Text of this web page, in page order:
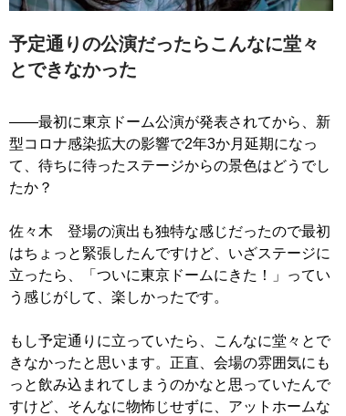
予定通りの公演だったらこんなに堂々
とできなかった
――最初に東京ドーム公演が発表されてから、新
型コロナ感染拡大の影響で2年3か月延期になっ
て、待ちに待ったステージからの景色はどうでし
たか？
佐々木 登場の演出も独特な感じだったので最初
はちょっと緊張したんですけど、いざステージに
立ったら、「ついに東京ドームにきた！」ってい
う感じがして、楽しかったです。
もし予定通りに立っていたら、こんなに堂々とで
きなかったと思います。正直、会場の雰囲気にも
っと飲み込まれてしまうのかなと思っていたんで
すけど、そんなに物怖じせずに、アットホームな